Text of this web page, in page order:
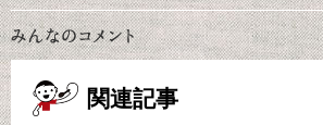
関連記事